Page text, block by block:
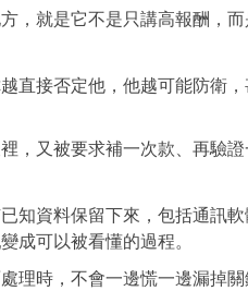
，就是它不是只講高報酬，
直接否定他，他越可能防衛，
，又被要求補一次款、再驗
知資料保留下來，包括通訊軟
成可以被看懂的過程。
理時，不會一邊慌一邊漏掉關